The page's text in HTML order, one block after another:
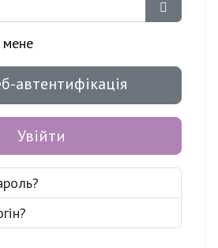
Показати
автентифікація
Увійти